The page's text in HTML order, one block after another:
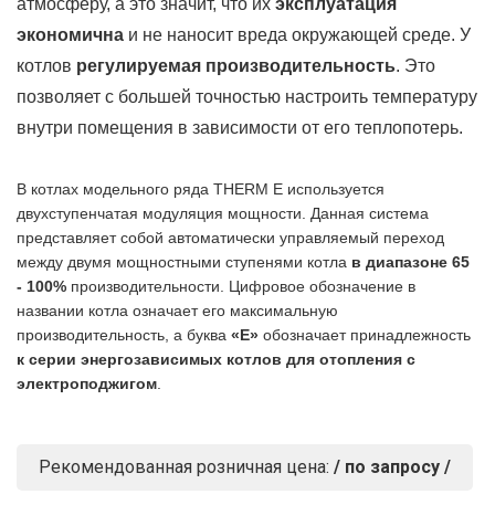
атмосферу, а это значит, что их эксплуатация
экономична и не наносит вреда окружающей среде. У
котлов регулируемая производительность. Это
позволяет с большей точностью настроить температуру
внутри помещения в зависимости от его теплопотерь.
В котлах модельного ряда THERM E используется
двухступенчатая модуляция мощности. Данная система
представляет собой автоматически управляемый переход
между двумя мощностными ступенями котла в диапазоне 65
- 100% прoизводительности. Цифровое обозначение в
названии котла означает его максимальную
производительность, а буква «Е» обозначает принадлежность
к серии энергозависимых котлов для отопления с
электроподжигом
Рекомендованная розничная цена: / по запросу /